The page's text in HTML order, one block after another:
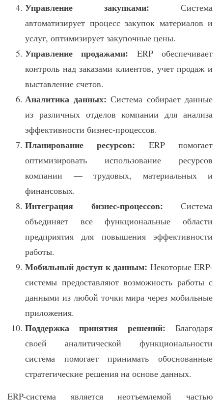
Управление закупками: Система
автоматизирует процесс закупок материалов и
услуг, оптимизирует закупочные цены.
Управление продажами: ERP обеспечивает
контроль над заказами клиентов, учет продаж и
выставление счетов.
Аналитика данных: Система собирает данные
из различных отделов компании для анализа
эффективности бизнес-процессов.
Планирование ресурсов: ERP помогает
оптимизировать использование ресурсов
компании — трудовых, материальных и
финансовых.
Интеграция бизнес-процессов: Система
объединяет все функциональные области
предприятия для повышения эффективности
работы.
Мобильный доступ к данным: Некоторые ERP-
системы предоставляют возможность работы с
данными из любой точки мира через мобильные
приложения.
Поддержка принятия решений: Благодаря
своей аналитической функциональности
система помогает принимать обоснованные
стратегические решения на основе данных.
ERP-система является неотъемлемой частью